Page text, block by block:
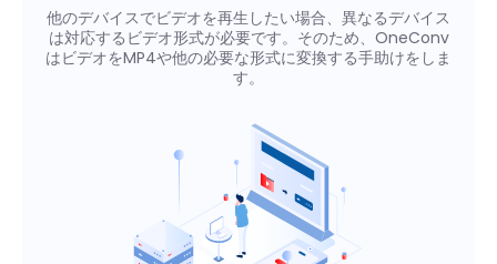
他のデバイスでビデオを再生したい場合、異なるデバイス
は対応するビデオ形式が必要です。そのため、OneConv
はビデオをMP4や他の必要な形式に変換する手助けをしま
す。